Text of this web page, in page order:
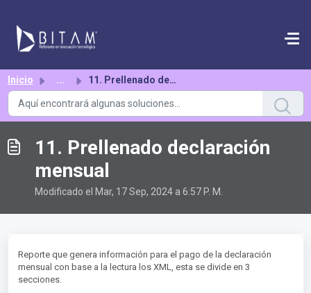
Inicio ... 11. Prellenado declaración mensual
11. Prellenado declaración
mensual
Modificado el Mar, 17 Sep, 2024 a 6:57 P. M.
Reporte que genera información para el pago de la declaración
mensual con base a la lectura los XML, esta se divide en 3
secciones.